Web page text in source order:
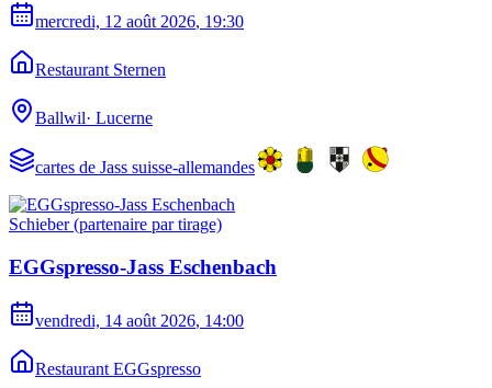
mercredi, 12 août 2026, 19:30
Restaurant Sternen
Ballwil· Lucerne
cartes de Jass suisse-allemandes
Schieber (partenaire par tirage)
EGGspresso-Jass Eschenbach
vendredi, 14 août 2026, 14:00
Restaurant EGGspresso